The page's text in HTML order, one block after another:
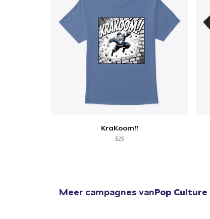
KraKoom!!
$23
Meer campagnes vanPop Culture